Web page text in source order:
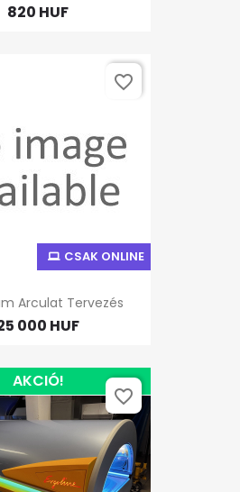
820 HUF
Arculat Tervezés
000 HUF
CSAK ONLINE
favorite_border
AKCIÓ!
favorite_border